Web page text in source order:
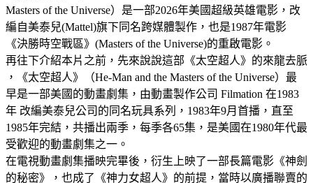
Masters of the Universe）是一部2026年美國超級英雄電影，改
編自美泰兒(Mattel)旗下同名跨媒體製作，也是1987年電影
《決勝時空戰區》(Masters of the Universe)的重啟電影。
再往下介紹本片之前，先來說說這部《太空超人》的來龍去脈
，《太空超人》（He-Man and the Masters of the Universe）最
早是一部美國的動畫劇集，由動畫製作公司 Filmation 在1983
年 改編美泰兒公司的同名玩具系列，1983年9月首播，直至
1985年完結，共播出兩季，每季各65集，是美國在1980年代最
受歡迎的動畫劇集之一。
在電視動畫劇集播映完畢後，衍生上映了一部長篇電影《神劍
的秘密》，也成了《神力女超人》的前提，當時以廣播聯賣的